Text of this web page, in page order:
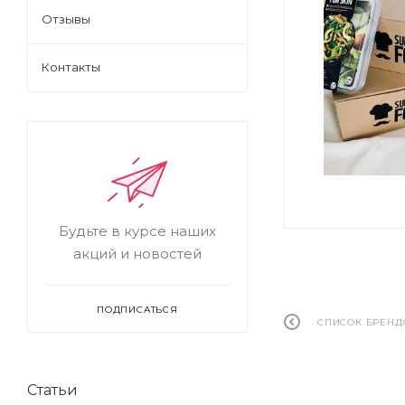
СПИСОК
Отзывы
Контакты
Будьте в курсе наших
акций и новостей
ПОДПИСАТЬСЯ
Статьи